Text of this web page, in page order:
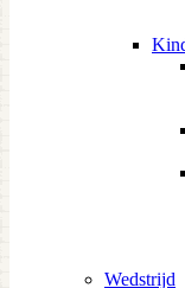
Wedstrijd